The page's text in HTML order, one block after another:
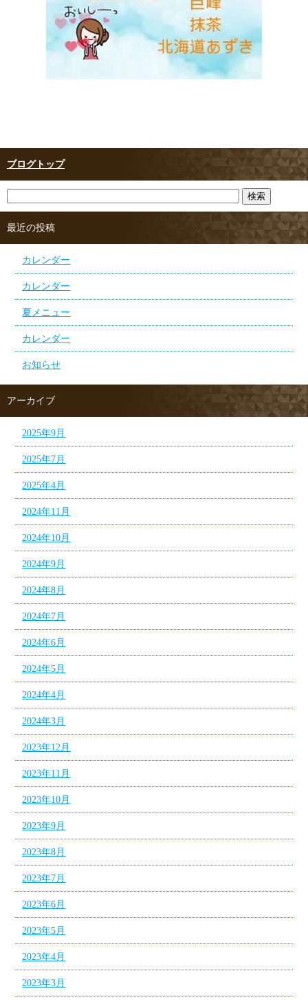
ブログトップ
最近の投稿
カレンダー
カレンダー
夏メニュー
カレンダー
お知らせ
アーカイブ
2025年9月
2025年7月
2025年4月
2024年11月
2024年10月
2024年9月
2024年8月
2024年7月
2024年6月
2024年5月
2024年4月
2024年3月
2023年12月
2023年11月
2023年10月
2023年9月
2023年8月
2023年7月
2023年6月
2023年5月
2023年4月
2023年3月